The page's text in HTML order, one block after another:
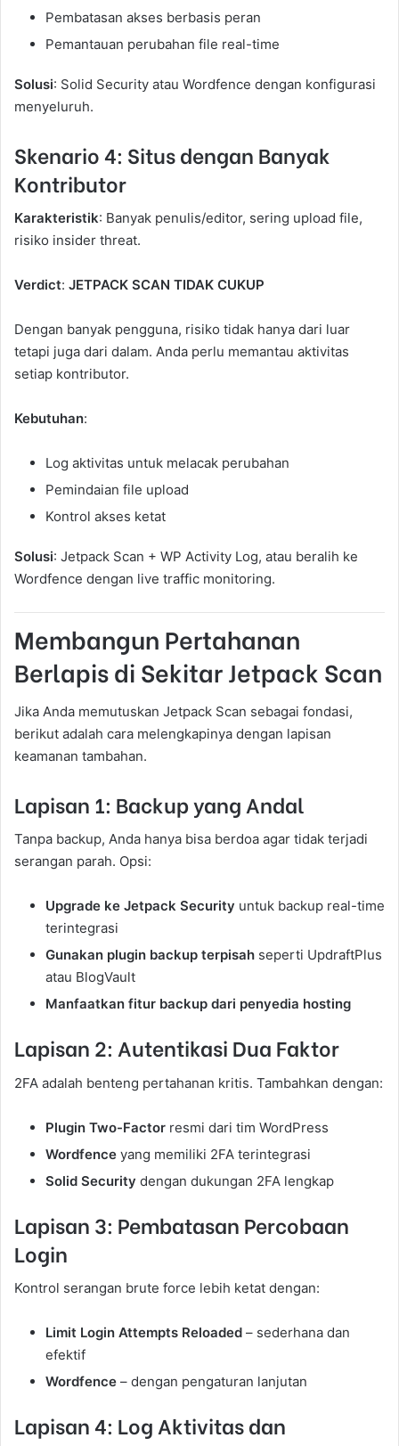
Pembatasan akses berbasis peran
Pemantauan perubahan file real-time
Solusi: Solid Security atau Wordfence dengan konfigurasi
menyeluruh.
Skenario 4: Situs dengan Banyak
Kontributor
Karakteristik: Banyak penulis/editor, sering upload file,
risiko insider threat.
Verdict: JETPACK SCAN TIDAK CUKUP
Dengan banyak pengguna, risiko tidak hanya dari luar
tetapi juga dari dalam. Anda perlu memantau aktivitas
setiap kontributor.
Kebutuhan:
Log aktivitas untuk melacak perubahan
Pemindaian file upload
Kontrol akses ketat
Solusi: Jetpack Scan + WP Activity Log, atau beralih ke
Wordfence dengan live traffic monitoring.
Membangun Pertahanan
Berlapis di Sekitar Jetpack Scan
Jika Anda memutuskan Jetpack Scan sebagai fondasi,
berikut adalah cara melengkapinya dengan lapisan
keamanan tambahan.
Lapisan 1: Backup yang Andal
Tanpa backup, Anda hanya bisa berdoa agar tidak terjadi
serangan parah. Opsi:
Upgrade ke Jetpack Security untuk backup real-time
terintegrasi
Gunakan plugin backup terpisah seperti UpdraftPlus
atau BlogVault
Manfaatkan fitur backup dari penyedia hosting
Lapisan 2: Autentikasi Dua Faktor
2FA adalah benteng pertahanan kritis. Tambahkan dengan:
Plugin Two-Factor resmi dari tim WordPress
Wordfence yang memiliki 2FA terintegrasi
Solid Security dengan dukungan 2FA lengkap
Lapisan 3: Pembatasan Percobaan
Login
Kontrol serangan brute force lebih ketat dengan:
Limit Login Attempts Reloaded – sederhana dan
efektif
Wordfence – dengan pengaturan lanjutan
Lapisan 4: Log Aktivitas dan